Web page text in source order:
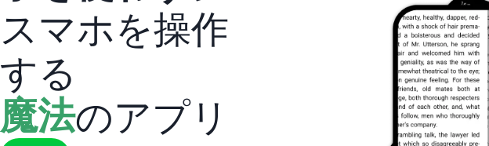
スマホを操作
する
魔法のアプリ